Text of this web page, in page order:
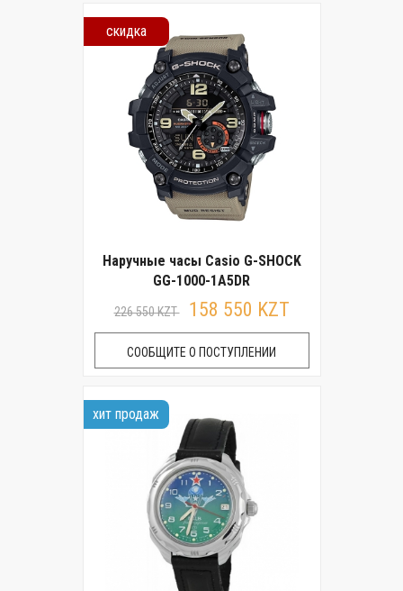
скидка
Наручные часы Casio G-SHOCK
GG-1000-1A5DR
226 550 KZT 158 550 KZT
СООБЩИТЕ О ПОСТУПЛЕНИИ
хит продаж